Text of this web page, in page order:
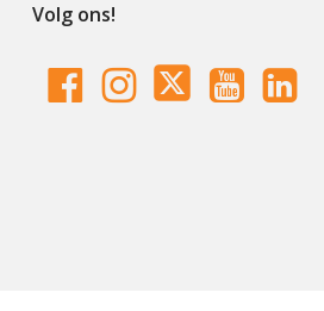
Volg ons!